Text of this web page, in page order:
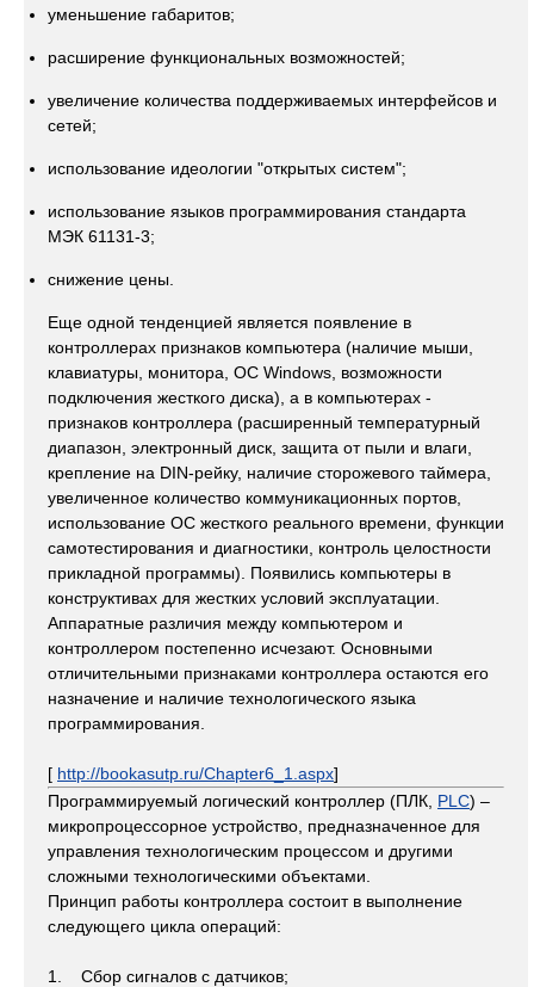
уменьшение габаритов;
расширение функциональных возможностей;
увеличение количества поддерживаемых интерфейсов и
сетей;
использование идеологии "открытых систем";
использование языков программирования стандарта
МЭК 61131-3;
снижение цены.
Еще одной тенденцией является появление в
контроллерах признаков компьютера (наличие мыши,
клавиатуры, монитора, ОС Windows, возможности
подключения жесткого диска), а в компьютерах -
признаков контроллера (расширенный температурный
диапазон, электронный диск, защита от пыли и влаги,
крепление на DIN-рейку, наличие сторожевого таймера,
увеличенное количество коммуникационных портов,
использование ОС жесткого реального времени, функции
самотестирования и диагностики, контроль целостности
прикладной программы). Появились компьютеры в
конструктивах для жестких условий эксплуатации.
Аппаратные различия между компьютером и
контроллером постепенно исчезают. Основными
отличительными признаками контроллера остаются его
назначение и наличие технологического языка
программирования.
[ http://bookasutp.ru/Chapter6_1.aspx]
Программируемый логический контроллер (ПЛК, PLC) –
микропроцессорное устройство, предназначенное для
управления технологическим процессом и другими
сложными технологическими объектами.
Принцип работы контроллера состоит в выполнение
следующего цикла операций:
1. Сбор сигналов с датчиков;